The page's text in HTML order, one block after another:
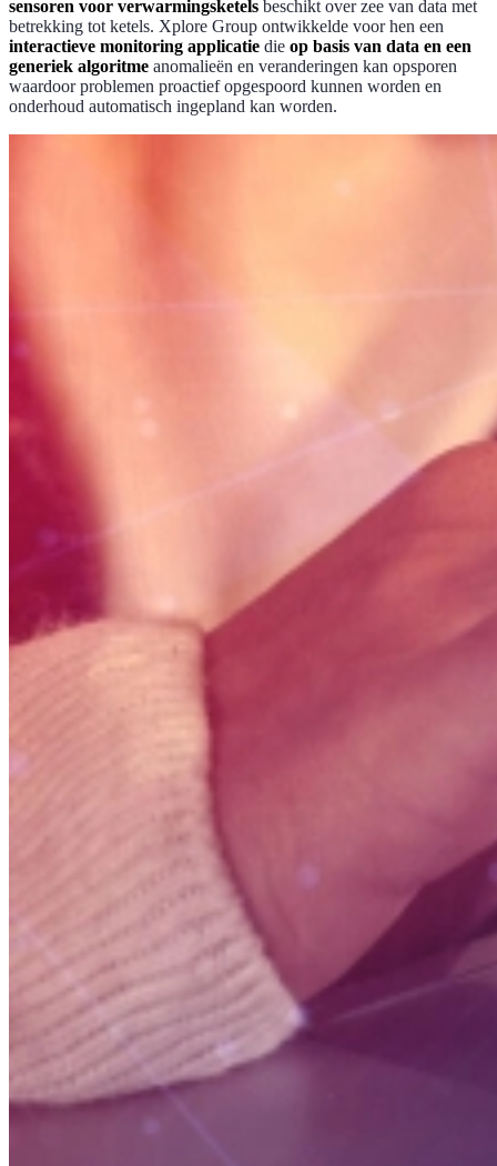
sensoren voor verwarmingsketels beschikt over zee van data met
betrekking tot ketels. Xplore Group ontwikkelde voor hen een
interactieve monitoring applicatie die op basis van data en een
generiek algoritme anomalieën en veranderingen kan opsporen
waardoor problemen proactief opgespoord kunnen worden en
onderhoud automatisch ingepland kan worden.